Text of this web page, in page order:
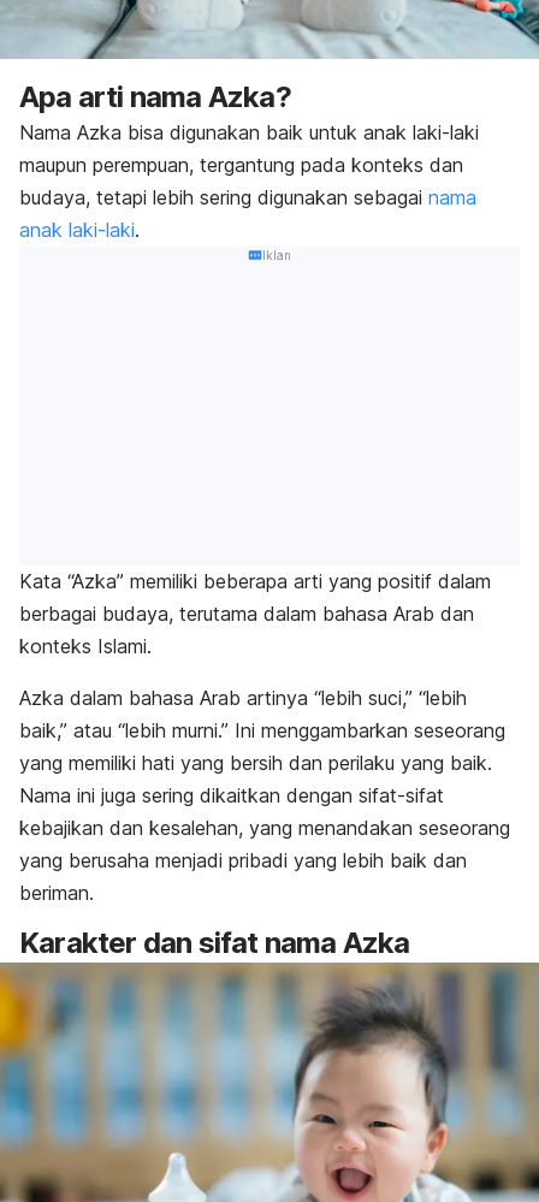
Apa arti nama Azka?
Nama Azka bisa digunakan baik untuk anak laki-laki
maupun perempuan, tergantung pada konteks dan
budaya, tetapi lebih sering digunakan sebagai nama
anak laki-laki.
Iklan
Kata “Azka” memiliki beberapa arti yang positif dalam
berbagai budaya, terutama dalam bahasa Arab dan
konteks Islami.
Azka dalam bahasa Arab artinya “lebih suci,” “lebih
baik,” atau “lebih murni.” Ini menggambarkan seseorang
yang memiliki hati yang bersih dan perilaku yang baik.
Nama ini juga sering dikaitkan dengan sifat-sifat
kebajikan dan kesalehan, yang menandakan seseorang
yang berusaha menjadi pribadi yang lebih baik dan
beriman.
Karakter dan sifat nama Azka